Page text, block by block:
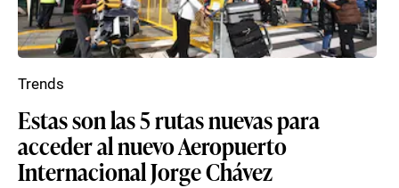
Estas son las 5 rutas nuevas para
acceder al nuevo Aeropuerto
Internacional Jorge Chávez
Trends